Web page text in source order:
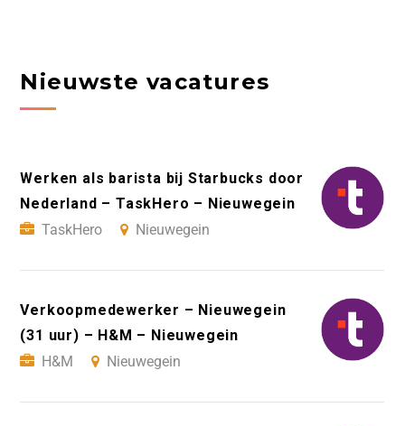
Nieuwste vacatures
Werken als barista bij Starbucks door
Nederland – TaskHero – Nieuwegein
TaskHero
Nieuwegein
Verkoopmedewerker – Nieuwegein
(31 uur) – H&M – Nieuwegein
H&M
Nieuwegein